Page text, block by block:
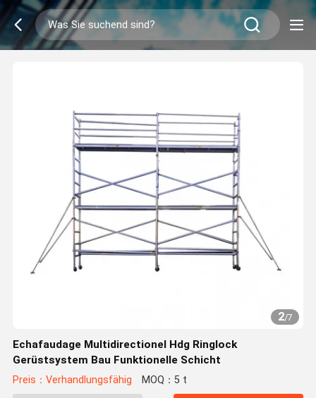
2/7
Echafaudage Multidirectionel Hdg Ringlock
Gerüstsystem Bau Funktionelle Schicht
Preis：Verhandlungsfähig MOQ：5 t